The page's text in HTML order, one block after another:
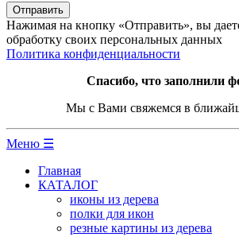
Нажимая на кнопку «Отправить», вы
обработку своих персональных данных
Политика конфиденциальности
Спасибо, что заполнили
Мы с Вами свяжемся в
Меню ☰
Главная
КАТАЛОГ
иконы из дерева
полки для икон
резные картины из дерева